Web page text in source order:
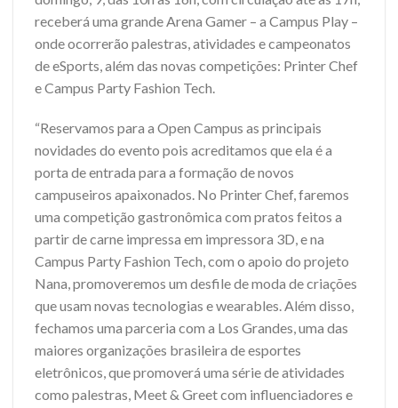
receberá uma grande Arena Gamer – a Campus Play –
onde ocorrerão palestras, atividades e campeonatos
de eSports, além das novas competições: Printer Chef
e Campus Party Fashion Tech.
“Reservamos para a Open Campus as principais
novidades do evento pois acreditamos que ela é a
porta de entrada para a formação de novos
campuseiros apaixonados. No Printer Chef, faremos
uma competição gastronômica com pratos feitos a
partir de carne impressa em impressora 3D, e na
Campus Party Fashion Tech, com o apoio do projeto
Nana, promoveremos um desfile de moda de criações
que usam novas tecnologias e wearables. Além disso,
fechamos uma parceria com a Los Grandes, uma das
maiores organizações brasileira de esportes
eletrônicos, que promoverá uma série de atividades
como palestras, Meet & Greet com influenciadores e